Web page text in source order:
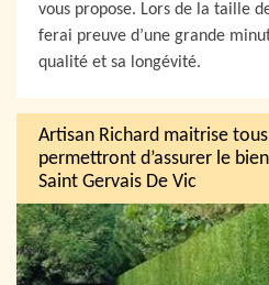
vous propose. Lors de la taille
ferai preuve d’une grande
qualité et sa longévité.
Artisan Richard maitrise
permettront d’assurer le
Saint Gervais De Vic